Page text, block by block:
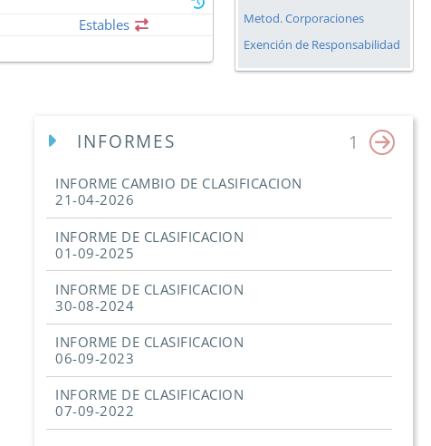
Estables
Metod. Corporaciones
Exención de Responsabilidad
INFORMES 1
INFORME CAMBIO DE CLASIFICACION
21-04-2026
INFORME DE CLASIFICACION
01-09-2025
INFORME DE CLASIFICACION
30-08-2024
INFORME DE CLASIFICACION
06-09-2023
INFORME DE CLASIFICACION
07-09-2022